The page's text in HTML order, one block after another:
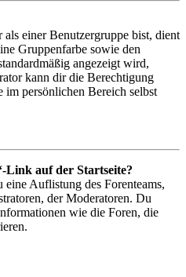
einer Benutzergruppe bist, dient
Gruppenfarbe sowie den
angezeigt wird,
kann dir die Berechtigung
im persönlichen Bereich selbst
Link auf der Startseite?
eine Auflistung des Forenteams,
der Moderatoren. Du
wie die Foren, die